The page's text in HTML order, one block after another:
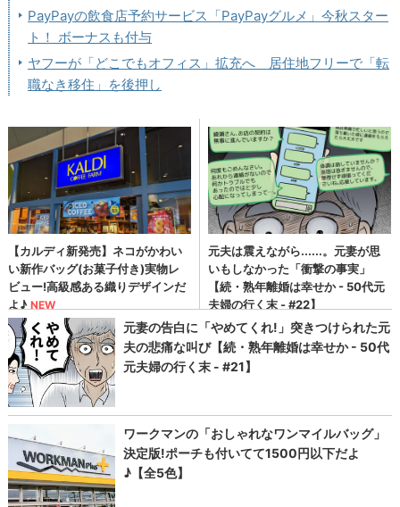
PayPayの飲食店予約サービス「PayPayグルメ」今秋スター
ト！ ボーナスも付与
ヤフーが「どこでもオフィス」拡充へ 居住地フリーで「転
職なき移住」を後押し